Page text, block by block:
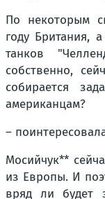
По некоторым
году Британия,
танков
собственно,
собирается
американцам?
–
Мосийчук**
из Европы. И
вряд ли будет